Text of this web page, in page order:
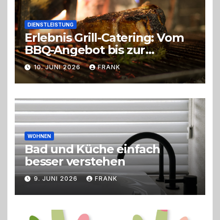
DIENSTLEISTUNG
Erlebnis Grill-Catering: Vom
BBQ-Angebot bis zur
perfekten Eventorganisation
Trend zu Outdoor-Events,
Erlebnisgastronomie und
Live-Cooking
10. JUNI 2026 FRANK
WOHNEN
Bad und Küche einfach
besser verstehen
9. JUNI 2026 FRANK